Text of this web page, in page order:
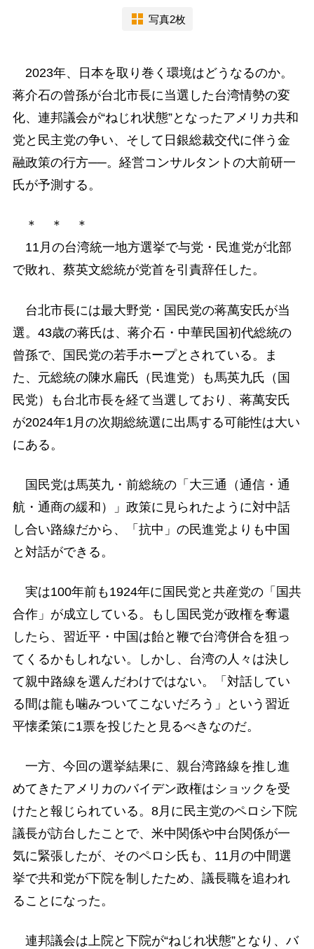
写真2枚
2023年、日本を取り巻く環境はどうなるのか。
蒋介石の曾孫が台北市長に当選した台湾情勢の変
化、連邦議会が“ねじれ状態”となったアメリカ共和
党と民主党の争い、そして日銀総裁交代に伴う金
融政策の行方──。経営コンサルタントの大前研一
氏が予測する。
＊ ＊ ＊
11月の台湾統一地方選挙で与党・民進党が北部
で敗れ、蔡英文総統が党首を引責辞任した。
台北市長には最大野党・国民党の蒋萬安氏が当
選。43歳の蒋氏は、蒋介石・中華民国初代総統の
曾孫で、国民党の若手ホープとされている。ま
た、元総統の陳水扁氏（民進党）も馬英九氏（国
民党）も台北市長を経て当選しており、蒋萬安氏
が2024年1月の次期総統選に出馬する可能性は大い
にある。
国民党は馬英九・前総統の「大三通（通信・通
航・通商の緩和）」政策に見られたように対中話
し合い路線だから、「抗中」の民進党よりも中国
と対話ができる。
実は100年前も1924年に国民党と共産党の「国共
合作」が成立している。もし国民党が政権を奪還
したら、習近平・中国は飴と鞭で台湾併合を狙っ
てくるかもしれない。しかし、台湾の人々は決し
て親中路線を選んだわけではない。「対話してい
る間は龍も噛みついてこないだろう」という習近
平懐柔策に1票を投じたと見るべきなのだ。
一方、今回の選挙結果に、親台湾路線を推し進
めてきたアメリカのバイデン政権はショックを受
けたと報じられている。8月に民主党のペロシ下院
議長が訪台したことで、米中関係や中台関係が一
気に緊張したが、そのペロシ氏も、11月の中間選
挙で共和党が下院を制したため、議長職を追われ
ることになった。
連邦議会は上院と下院が“ねじれ状態”となり、バ